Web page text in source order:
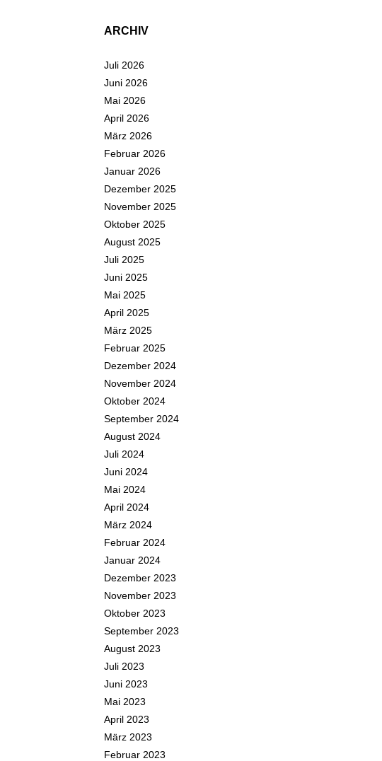
ARCHIV
Juli 2026
Juni 2026
Mai 2026
April 2026
März 2026
Februar 2026
Januar 2026
Dezember 2025
November 2025
Oktober 2025
August 2025
Juli 2025
Juni 2025
Mai 2025
April 2025
März 2025
Februar 2025
Dezember 2024
November 2024
Oktober 2024
September 2024
August 2024
Juli 2024
Juni 2024
Mai 2024
April 2024
März 2024
Februar 2024
Januar 2024
Dezember 2023
November 2023
Oktober 2023
September 2023
August 2023
Juli 2023
Juni 2023
Mai 2023
April 2023
März 2023
Februar 2023